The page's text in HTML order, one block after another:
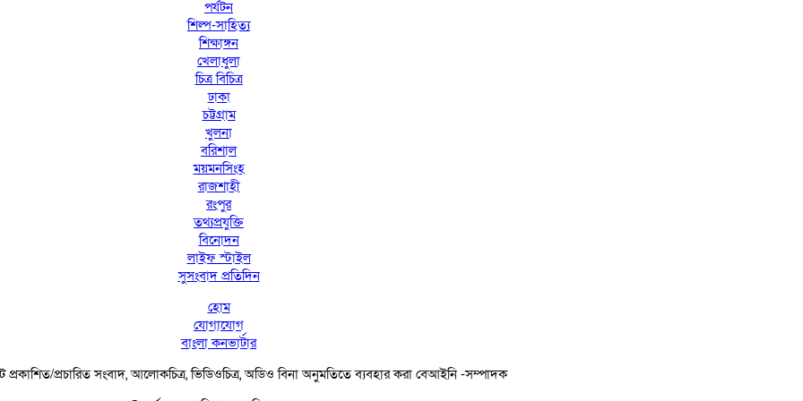
পর্যটন
শিল্প-সাহিত্য
শিক্ষাঙ্গন
খেলাধুলা
চিত্র বিচিত্র
ঢাকা
চট্টগ্রাম
খুলনা
বরিশাল
ময়মনসিংহ
রাজশাহী
রংপুর
তথ্যপ্রযুক্তি
বিনোদন
লাইফ স্টাইল
সুসংবাদ প্রতিদিন
হোম
যোগাযোগ
বাংলা কনভার্টার
প্রকাশিত/প্রচারিত সংবাদ, আলোকচিত্র, ভিডিওচিত্র, অডিও বিনা অনুমতিতে ব্যবহার করা বেআইনি -সম্পাদক